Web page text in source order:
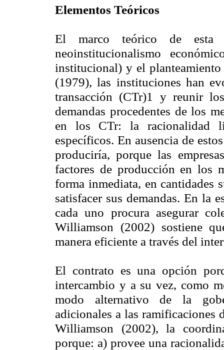
Elementos Teóricos
El marco teórico de esta
neoinstitucionalismo
institucional) y el
(1979), las instituciones han
transacción (CTr)1 y reunir
demandas procedentes de los
en los CTr: la racionalidad
específicos. En ausencia de
produciría, porque las
factores de producción en los
forma inmediata, en cantidades
satisfacer sus demandas. En la
cada uno procura asegurar
Williamson (2002) sostiene
manera eficiente a través del
El contrato es una opción
intercambio y a su vez, como
modo alternativo de la
adicionales a las
Williamson (2002), la
porque: a) provee una